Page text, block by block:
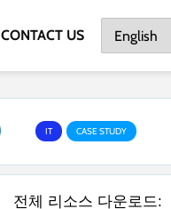
CONTACT US
IT CASE STUDY
전체 리소스 다운로드: